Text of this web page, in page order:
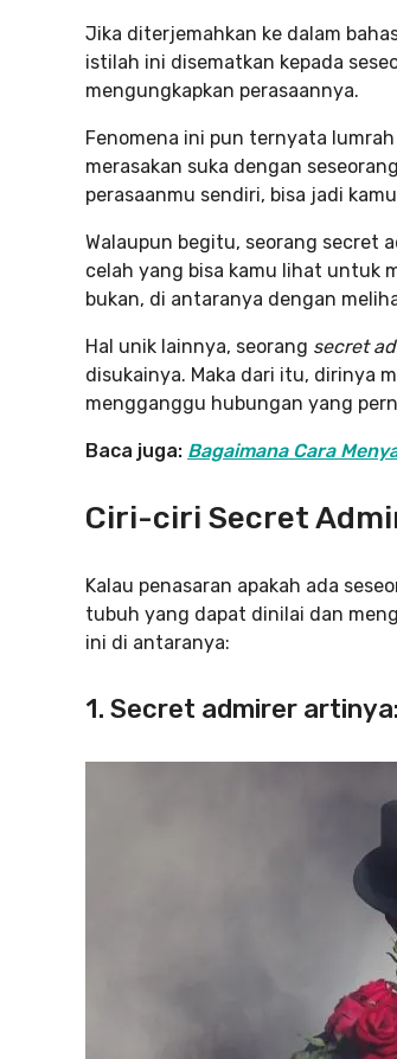
Jika diterjemahkan ke dalam
istilah ini disematkan kepada
mengungkapkan perasaannya.
Fenomena ini pun ternyata
merasakan suka dengan
perasaanmu sendiri, bisa jadi
Walaupun begitu, seorang secret
celah yang bisa kamu lihat untuk
bukan, di antaranya dengan
Hal unik lainnya, seorang secret
disukainya. Maka dari itu, dirinya
mengganggu hubungan yang
Baca juga: Bagaimana Cara
Ciri-ciri Secret
Kalau penasaran apakah ada
tubuh yang dapat dinilai dan
ini di antaranya:
1. Secret admirer